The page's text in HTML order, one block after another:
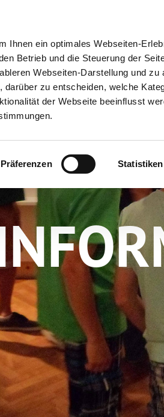
Ihnen ein optimales Webseiten-
Betrieb und die Steuerung der
Webseiten-Darstellung und
darüber zu entscheiden, welche
der Webseite beeinflusst
Präferenzen Statistiken